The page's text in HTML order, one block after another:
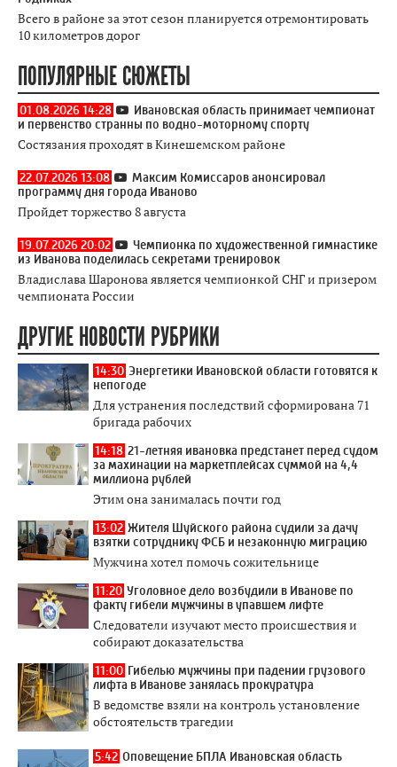
Всего в районе за этот сезон планируется отремонтировать
10 километров дорог
ПОПУЛЯРНЫЕ СЮЖЕТЫ
01.08.2026 14:28
Ивановская область принимает чемпионат
и первенство странны по водно-моторному спорту
Состязания проходят в Кинешемском районе
22.07.2026 13:08
Максим Комиссаров анонсировал
программу дня города Иваново
Пройдет торжество 8 августа
19.07.2026 20:02
Чемпионка по художественной гимнастике
из Иванова поделилась секретами тренировок
Владислава Шаронова является чемпионкой СНГ и призером
чемпионата России
ДРУГИЕ НОВОСТИ РУБРИКИ
14:30 Энергетики Ивановской области готовятся к
непогоде
Для устранения последствий сформирована 71
бригада рабочих
14:18 21-летняя ивановка предстанет перед судом
за махинации на маркетплейсах суммой на 4,4
миллиона рублей
Этим она занималась почти год
13:02 Жителя Шуйского района судили за дачу
взятки сотруднику ФСБ и незаконную миграцию
Мужчина хотел помочь сожительнице
11:20 Уголовное дело возбудили в Иванове по
факту гибели мужчины в упавшем лифте
Следователи изучают место происшествия и
собирают доказательства
11:00 Гибелью мужчины при падении грузового
лифта в Иванове занялась прокуратура
В ведомстве взяли на контроль установление
обстоятельств трагедии
5:42 Оповещение БПЛА Ивановская область